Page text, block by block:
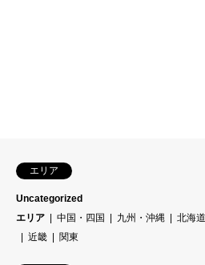
エリア
Uncategorized
エリア
中国・四国 九州・沖縄 北海道
近畿
関東